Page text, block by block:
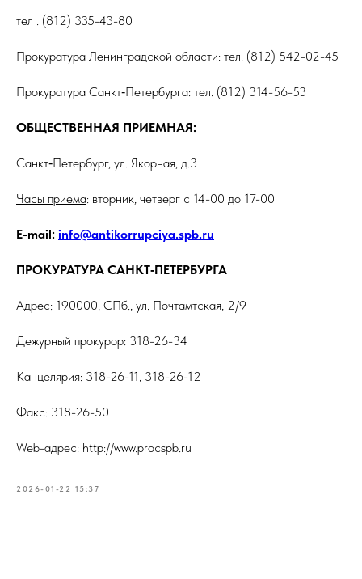
тел . (812) 335-43-80
Прокуратура Ленинградской области: тел. (812) 542-02-45
Прокуратура Санкт‑Петербурга: тел. (812) 314-56-53
ОБЩЕСТВЕННАЯ ПРИЕМНАЯ:
Санкт‑Петербург, ул. Якорная, д.3
Часы приема: вторник, четверг с 14-00 до 17-00
E-mail: info@antikorrupciya.spb.ru
ПРОКУРАТУРА САНКТ‑ПЕТЕРБУРГА
Адрес: 190000, СПб., ул. Почтамтская, 2/9
Дежурный прокурор: 318-26-34
Канцелярия: 318-26-11, 318-26-12
Факс: 318-26-50
Web-адрес: http://www.procspb.ru
2026-01-22 15:37